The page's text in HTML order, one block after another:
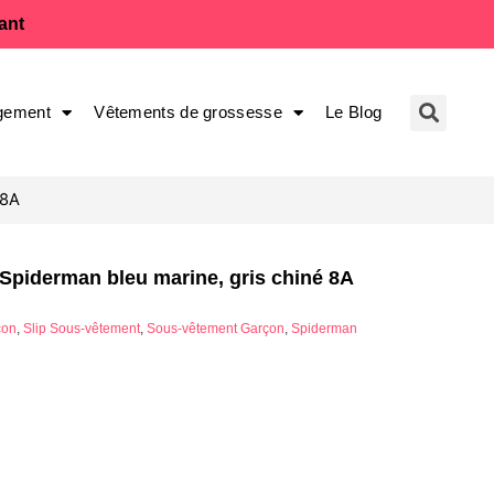
Vêtements de grossesse Le Blog
bleu marine, gris chiné 8A
, Slip Sous-vêtement, Sous-vêtement Garçon, Spiderman